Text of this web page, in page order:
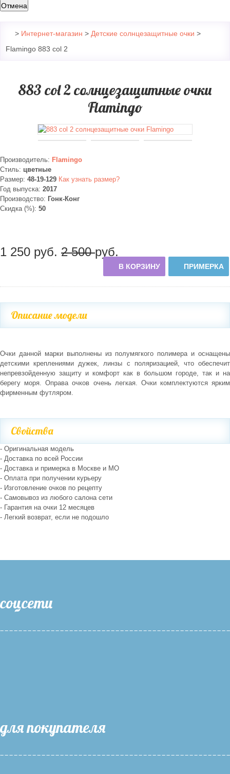
Отмена
> Интернет-магазин > Детские солнцезащитные очки >
Flamingo 883 col 2
883 col 2 солнцезащитные очки
Flamingo
Производитель: Flamingo
Стиль: цветные
Размер: 48-19-129 Как узнать размер?
Год выпуска: 2017
Производство: Гонк-Конг
Скидка (%): 50
1 250 руб. 2 500руб.
В КОРЗИНУ ПРИМЕРКА
Описание модели
Очки данной марки выполнены из полумягкого полимера и оснащены
детскими креплениями дужек, линзы с поляризацией, что обеспечит
непревзойденную защиту и комфорт как в большом городе, так и на
берегу моря. Оправа очков очень легкая. Очки комплектуются ярким
фирменным футляром.
Свойства
- Оригинальная модель
- Доставка по всей России
- Доставка и примерка в Москве и МО
- Оплата при получении курьеру
- Изготовление очков по рецепту
- Самовывоз из любого салона сети
- Гарантия на очки 12 месяцев
- Легкий возврат, если не подошло
соцсети
для покупателя